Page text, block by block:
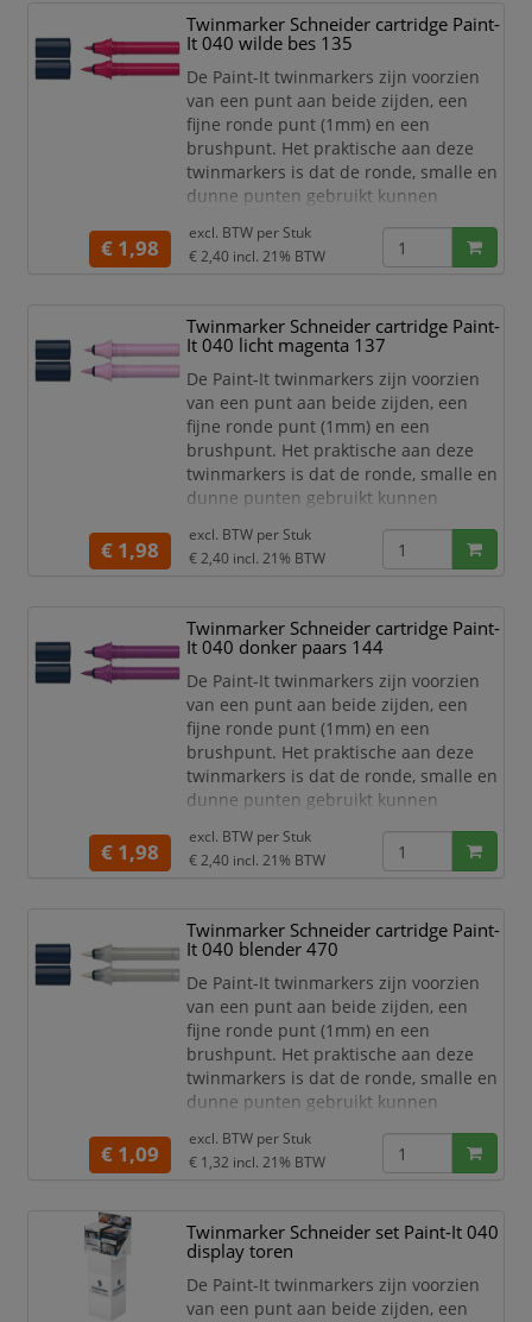
egaal in te kleuren. Zo haal je met de
twinmarkers verschillende functies in
Twinmarker Schneider cartridge Paint-
It 040 wilde bes 135
De Paint-It twinmarkers zijn voorzien
van een punt aan beide zijden, een
fijne ronde punt (1mm) en een
brushpunt. Het praktische aan deze
twinmarkers is dat de ronde, smalle en
dunne punten gebruikt kunnen
dikkere punten gebruikt kunnen
worden om grotere schrijf- en
egaal in te kleuren. Zo haal je met de
twinmarkers verschillende functies in
huis met één product! De 30 levend
€ 1,98
excl. BTW per Stuk
€ 2,40 incl. 21% BTW
Twinmarker Schneider cartridge Paint-
It 040 licht magenta 137
De Paint-It twinmarkers zijn voorzien
van een punt aan beide zijden, een
fijne ronde punt (1mm) en een
brushpunt. Het praktische aan deze
twinmarkers is dat de ronde, smalle en
dunne punten gebruikt kunnen
dikkere punten gebruikt kunnen
worden om grotere schrijf- en
egaal in te kleuren. Zo haal je met de
twinmarkers verschillende functies in
huis met één product! De 30 levend
€ 1,98
excl. BTW per Stuk
€ 2,40 incl. 21% BTW
Twinmarker Schneider cartridge Paint-
It 040 donker paars 144
De Paint-It twinmarkers zijn voorzien
van een punt aan beide zijden, een
fijne ronde punt (1mm) en een
brushpunt. Het praktische aan deze
twinmarkers is dat de ronde, smalle en
dunne punten gebruikt kunnen
dikkere punten gebruikt kunnen
worden om grotere schrijf- en
egaal in te kleuren. Zo haal je met de
twinmarkers verschillende functies in
€ 1,98
excl. BTW per Stuk
€ 2,40 incl. 21% BTW
Twinmarker Schneider cartridge Paint-
It 040 blender 470
De Paint-It twinmarkers zijn voorzien
van een punt aan beide zijden, een
fijne ronde punt (1mm) en een
brushpunt. Het praktische aan deze
twinmarkers is dat de ronde, smalle en
dunne punten gebruikt kunnen
dikkere punten gebruikt kunnen
worden om grotere schrijf- en
egaal in te kleuren. Zo haal je met de
twinmarkers verschillende functies in
huis met één product! De 30 levend
€ 1,09
excl. BTW per Stuk
€ 1,32 incl. 21% BTW
Twinmarker Schneider set Paint-It 040
display toren
De Paint-It twinmarkers zijn voorzien
van een punt aan beide zijden, een